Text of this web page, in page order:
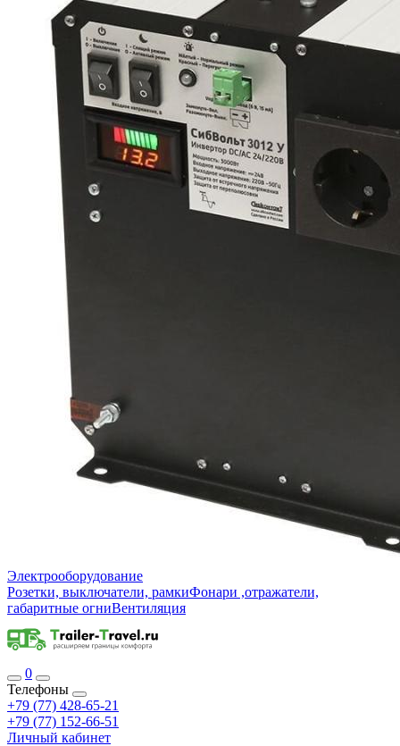
Электрооборудование
Розетки, выключатели, рамкиФонари ,отражатели,
габаритные огниВентиляция
0
Телефоны
+79 (77) 428-65-21
+79 (77) 152-66-51
Личный кабинет